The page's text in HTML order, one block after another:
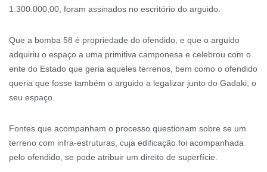
1.300.000,00, foram assinados no escritório do arguido.
Que a bomba 58 é propriedade do ofendido, e que o arguido
adquiriu o espaço a uma primitiva camponesa e celebrou com o
ente do Estado que geria aqueles terrenos, bem como o ofendido
queria que fosse também o arguido a legalizar junto do Gadaki, o
seu espaço.
Fontes que acompanham o processo questionam sobre se um
terreno com infra-estruturas, cuja edificação foi acompanhada
pelo ofendido, se pode atribuir um direito de superfície.